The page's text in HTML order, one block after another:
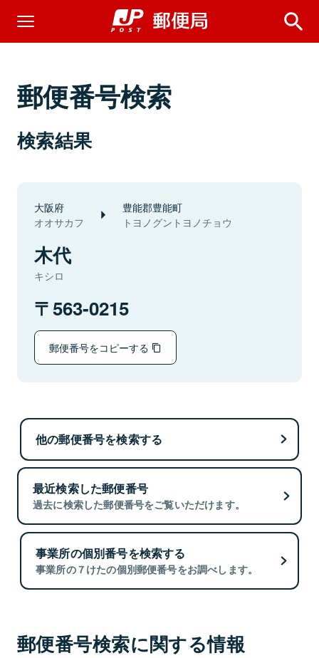
郵便番号検索
検索結果
大阪府
オオサカフ
豊能郡豊能町
トヨノグントヨノチョウ
木代
キシロ
563-0215
郵便番号をコピーする
他の郵便番号を検索する
最近検索した郵便番号
過去に検索した郵便番号をご覧いただけます。
事業所の個別番号を検索する
事業所の７けたの個別郵便番号をお調べします。
郵便番号検索に関する情報